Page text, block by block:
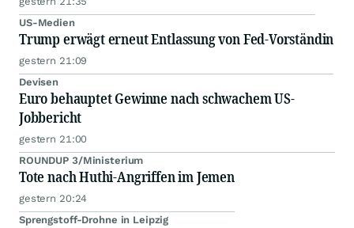
US-Medien
Trump erwägt erneut Entlassung von Fed-Vorständin
gestern 21:09
Devisen
Euro behauptet Gewinne nach schwachem US-
Jobbericht
gestern 21:00
ROUNDUP 3/Ministerium
Tote nach Huthi-Angriffen im Jemen
gestern 20:24
Sprengstoff-Drohne in Leipzig